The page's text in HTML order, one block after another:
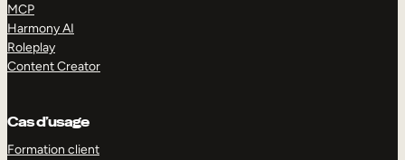
MCP
Harmony AI
Roleplay
Content Creator
Cas d’usage
Formation client